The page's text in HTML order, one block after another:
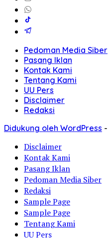
Pedoman Media Siber
Pasang Iklan
Kontak Kami
Tentang Kami
UU Pers
Disclaimer
Redaksi
Didukung oleh WordPress -
Disclaimer
Kontak Kami
Pasang Iklan
Pedoman Media Siber
Redaksi
Sample Page
Sample Page
Tentang Kami
UU Pers